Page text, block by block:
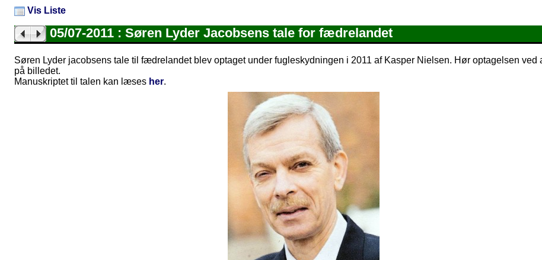
Vis Liste
05/07-2011 : Søren Lyder Jacobsens tale for fædrelandet
Søren Lyder jacobsens tale til fædrelandet blev optaget under fugleskydningen i 2011 af Kasper Nielsen. Hør optagelsen ved
på billedet.
Manuskriptet til talen kan læses her.